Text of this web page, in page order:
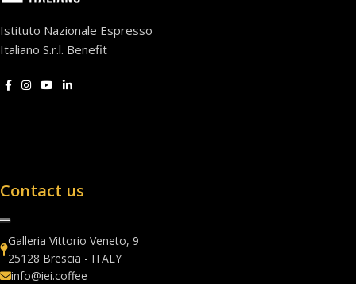
Istituto Nazionale Espresso
Italiano S.r.l. Benefit
Contact us
Galleria Vittorio Veneto, 9
25128 Brescia - ITALY
info@iei.coffee